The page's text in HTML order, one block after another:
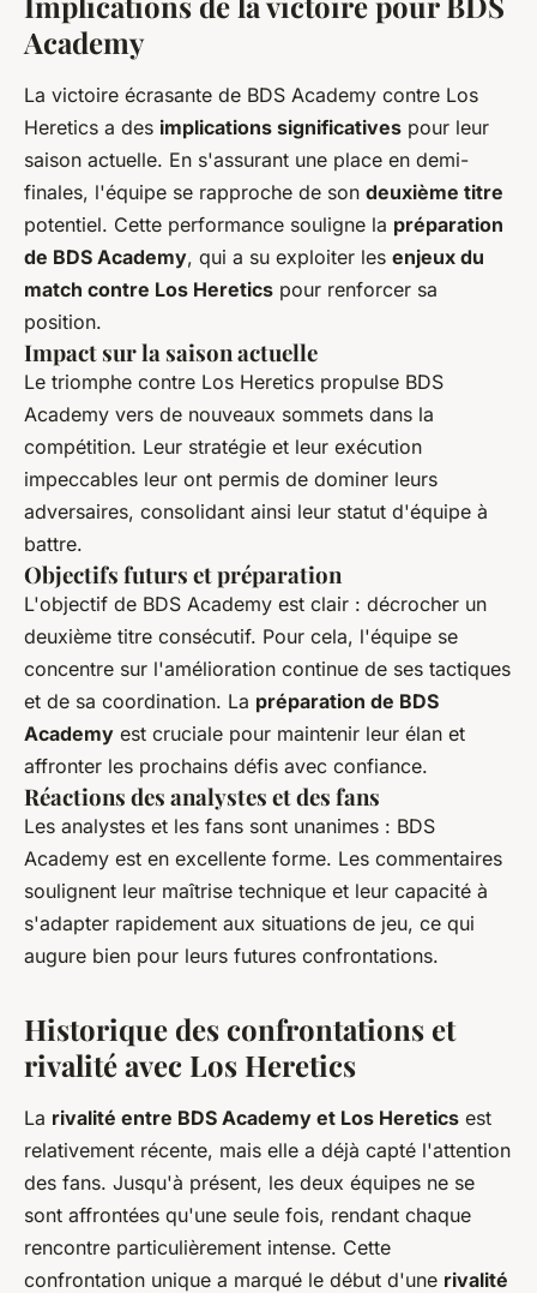
Academy
La victoire écrasante de BDS Academy contre Los
Heretics a des implications significatives pour leur
saison actuelle. En s'assurant une place en demi-
finales, l'équipe se rapproche de son deuxième titre
potentiel. Cette performance souligne la préparation
de BDS Academy, qui a su exploiter les enjeux du
match contre Los Heretics pour renforcer sa
position.
Impact sur la saison actuelle
Le triomphe contre Los Heretics propulse BDS
Academy vers de nouveaux sommets dans la
compétition. Leur stratégie et leur exécution
impeccables leur ont permis de dominer leurs
adversaires, consolidant ainsi leur statut d'équipe à
battre.
Objectifs futurs et préparation
L'objectif de BDS Academy est clair : décrocher un
deuxième titre consécutif. Pour cela, l'équipe se
concentre sur l'amélioration continue de ses tactiques
et de sa coordination. La préparation de BDS
Academy est cruciale pour maintenir leur élan et
affronter les prochains défis avec confiance.
Réactions des analystes et des fans
Les analystes et les fans sont unanimes : BDS
Academy est en excellente forme. Les commentaires
soulignent leur maîtrise technique et leur capacité à
s'adapter rapidement aux situations de jeu, ce qui
augure bien pour leurs futures confrontations.
Historique des confrontations et
rivalité avec Los Heretics
La rivalité entre BDS Academy et Los Heretics est
relativement récente, mais elle a déjà capté l'attention
des fans. Jusqu'à présent, les deux équipes ne se
sont affrontées qu'une seule fois, rendant chaque
rencontre particulièrement intense. Cette
confrontation unique a marqué le début d'une rivalité